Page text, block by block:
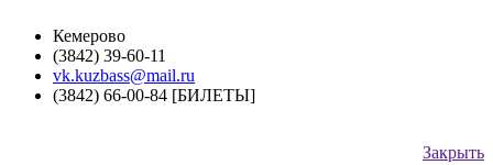
Кемерово
(3842) 39-60-11
vk.kuzbass@mail.ru
(3842) 66-00-84 [БИЛЕТЫ]
Закрыть